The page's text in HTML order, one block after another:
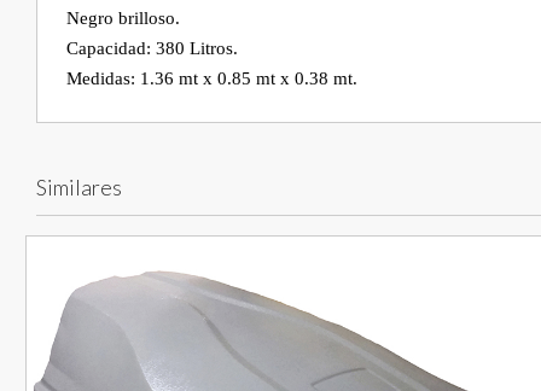
Negro brilloso.
Capacidad: 380 Litros.
Medidas: 1.36 mt x 0.85 mt x 0.38 mt.
Similares